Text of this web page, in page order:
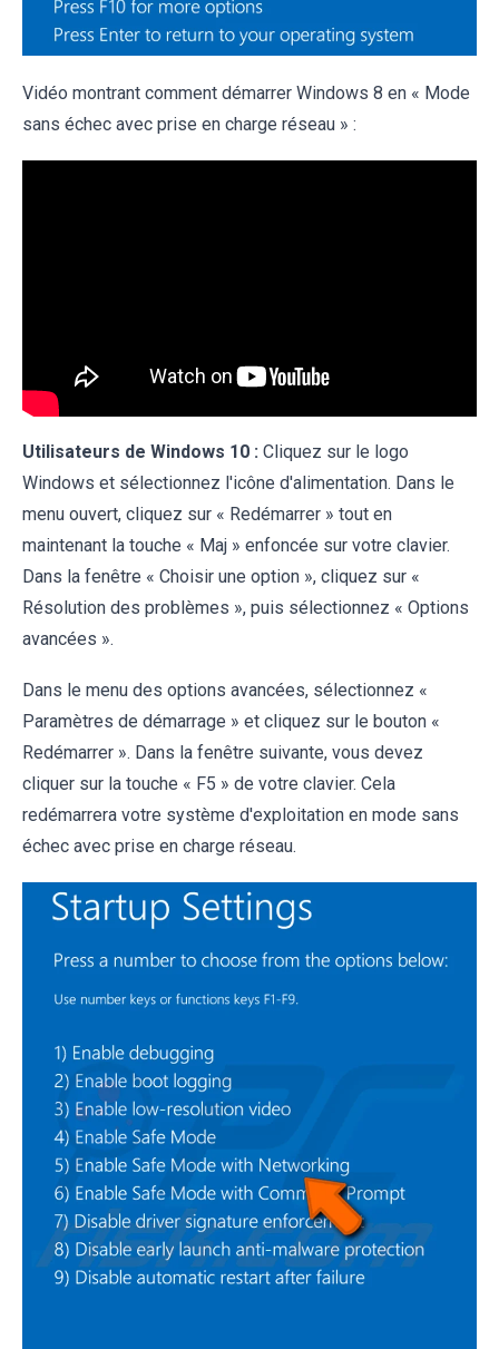
Vidéo montrant comment démarrer Windows 8 en « Mode
sans échec avec prise en charge réseau » :
Utilisateurs de Windows 10 : Cliquez sur le logo
Windows et sélectionnez l'icône d'alimentation. Dans le
menu ouvert, cliquez sur « Redémarrer » tout en
maintenant la touche « Maj » enfoncée sur votre clavier.
Dans la fenêtre « Choisir une option », cliquez sur «
Résolution des problèmes », puis sélectionnez « Options
avancées ».
Dans le menu des options avancées, sélectionnez «
Paramètres de démarrage » et cliquez sur le bouton «
Redémarrer ». Dans la fenêtre suivante, vous devez
cliquer sur la touche « F5 » de votre clavier. Cela
redémarrera votre système d'exploitation en mode sans
échec avec prise en charge réseau.